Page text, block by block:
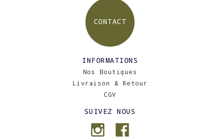
CONTACT
INFORMATIONS
Nos Boutiques
Livraison & Retour
CGV
SUIVEZ NOUS